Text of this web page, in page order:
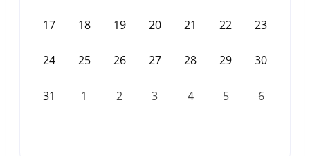
17 18 19 20 21 22 23
24 25 26 27 28 29 30
31 1 2 3 4 5 6